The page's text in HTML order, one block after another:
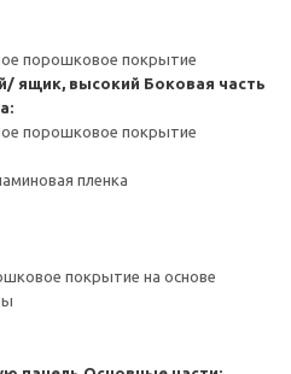
порошковое покрытие
ящик, высокий Боковая часть
порошковое покрытие
пленка
покрытие на основе